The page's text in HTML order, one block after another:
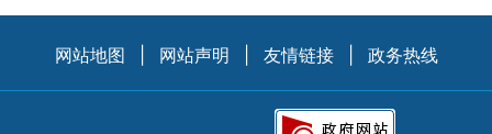
网站地图 网站声明 友情链接 政务热线